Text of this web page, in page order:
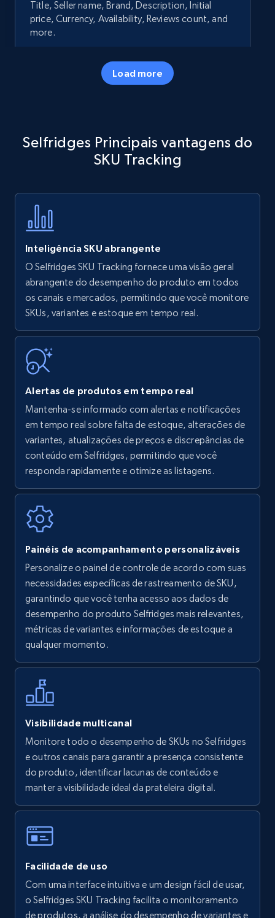
Title, Seller name, Brand, Description, Initial
price, Currency, Availability, Reviews count, and
more.
5.7K+ Comece agora
specific keywords
Title, Seller name, Brand, Description, Initial
Amazon products - find products by using
upc numbers
Title, Seller name, Brand, Description, Initial
price, Currency, Availability, Reviews count, and
35.3K+
Amazon Reviews
URL, Product name, Product rating, Product
rating object, Product rating max, Rating,
7.4K+
Walmart - products
URL, Final price, Sku, Currency, Gtin,
Specifications, Image urls, Top reviews, and
more.
using specific category URL
URL, Final price, Sku, Currency, Gtin,
Specifications, Image urls, Top reviews, and
more.
5.6K+ 878+ Comece agora
Walmart - products - Collects products by
specific keywords
URL, Final price, Sku, Currency, Gtin,
Load more
Selfridges Principais vantagens do
SKU Tracking
Inteligência SKU abrangente
O Selfridges SKU Tracking fornece uma visão geral
abrangente do desempenho do produto em todos
os canais e mercados, permitindo que você monitore
SKUs, variantes e estoque em tempo real.
Alertas de produtos em tempo real
Mantenha-se informado com alertas e notificações
em tempo real sobre falta de estoque, alterações de
variantes, atualizações de preços e discrepâncias de
conteúdo em Selfridges, permitindo que você
responda rapidamente e otimize as listagens.
Painéis de acompanhamento personalizáveis
Personalize o painel de controle de acordo com suas
necessidades específicas de rastreamento de SKU,
garantindo que você tenha acesso aos dados de
desempenho do produto Selfridges mais relevantes,
métricas de variantes e informações de estoque a
qualquer momento.
Visibilidade multicanal
Monitore todo o desempenho de SKUs no Selfridges
e outros canais para garantir a presença consistente
do produto, identificar lacunas de conteúdo e
manter a visibilidade ideal da prateleira digital.
Facilidade de uso
Com uma interface intuitiva e um design fácil de usar,
o Selfridges SKU Tracking facilita o monitoramento
de produtos, a análise do desempenho de variantes e